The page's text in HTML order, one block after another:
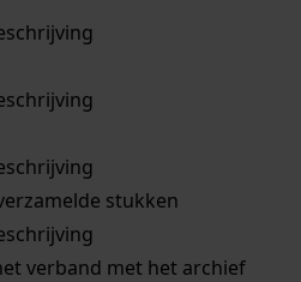
stukken
verband met het archief